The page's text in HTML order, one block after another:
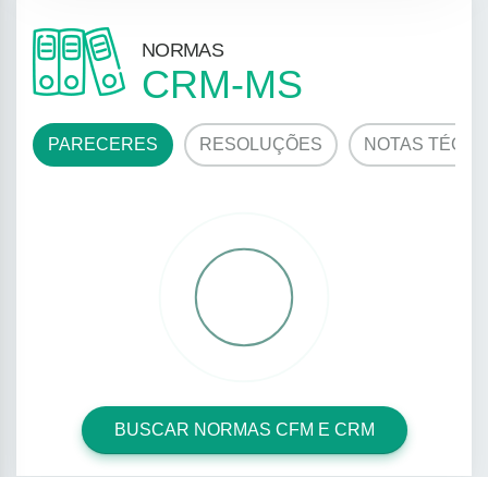
NORMAS
CRM-MS
PARECERES RESOLUÇÕES NOTAS
BUSCAR NORMAS CFM E CRM